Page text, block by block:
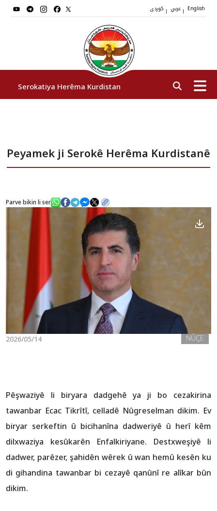
| | English
Serokatiya Herêma Kurdistan
Cîgirên Serok
Sazî
Galerî
Peyamek ji Serokê Herêma Kurdistanê
Parve bikin li ser
2026/05/14 NÛÇE
Pêşwaziyê li biryara dadgehê ya ji bo cezakirina
tawanbar Ecac Tikrîtî, celladê Nûgreselman dikim. Ev
biryar serkeftin û bicihanîna dadweriyê û herî kêm
dilxwaziya kesûkarên Enfalkiriyane. Destxweşiyê li
dadwer, parêzer, şahidên wêrek û wan hemû kesên ku
di gihandina tawanbar bi cezayê qanûnî re alîkar bûn
dikim.